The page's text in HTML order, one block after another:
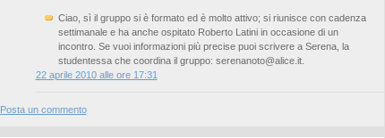
Ciao, sì il gruppo si è formato ed è molto attivo; si riunisce con cadenza
settimanale e ha anche ospitato Roberto Latini in occasione di un
incontro. Se vuoi informazioni più precise puoi scrivere a Serena, la
studentessa che coordina il gruppo: serenanoto@alice.it.
22 aprile 2010 alle ore 17:31
Posta un commento